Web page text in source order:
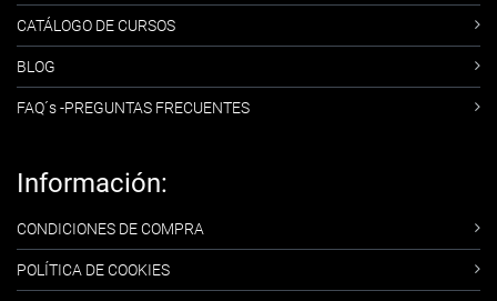
CATÁLOGO DE CURSOS
BLOG
FAQ´s -PREGUNTAS FRECUENTES
Información:
CONDICIONES DE COMPRA
POLÍTICA DE COOKIES